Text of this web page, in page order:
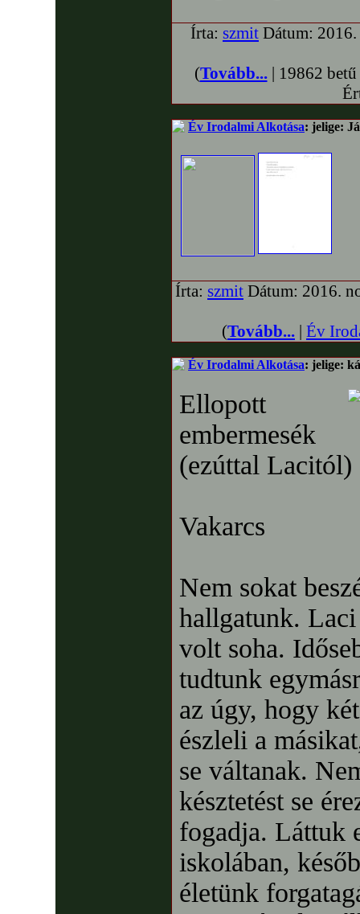
Írta: szmit Dátum:
(Tovább...| 19862
Év Irodalmi Alkotása: jelige:
Írta: szmit Dátum: 2016.
(Tovább... | Év
Év Irodalmi Alkotása: jelige:
Ellopott
embermesék
(ezúttal Lacitól)
Vakarcs
Nem sokat
hallgatunk.
volt soha.
tudtunk
az úgy, hogy
észleli a
se váltanak.
késztetést se
fogadja. Láttuk
iskolában,
életünk